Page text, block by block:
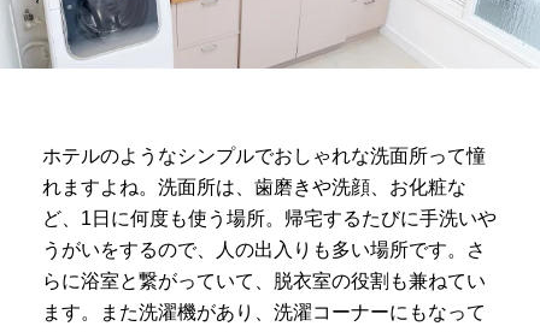
ホテルのようなシンプルでおしゃれな洗面所って憧
れますよね。洗面所は、歯磨きや洗顔、お化粧な
ど、1日に何度も使う場所。帰宅するたびに手洗いや
うがいをするので、人の出入りも多い場所です。さ
らに浴室と繋がっていて、脱衣室の役割も兼ねてい
ます。また洗濯機があり、洗濯コーナーにもなって